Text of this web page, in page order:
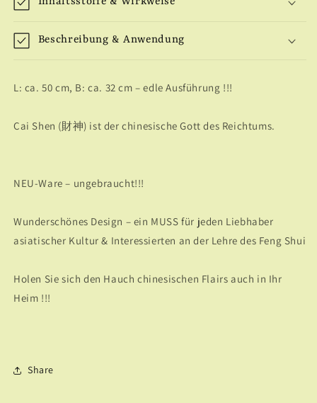
Beschreibung & Anwendung
L: ca. 50 cm, B: ca. 32 cm – edle Ausführung !!!
Cai Shen (財神) ist der chinesische Gott des Reichtums.
NEU-Ware – ungebraucht!!!
Wunderschönes Design – ein MUSS für jeden Liebhaber
asiatischer Kultur & Interessierten an der Lehre des Feng Shui
Holen Sie sich den Hauch chinesischen Flairs auch in Ihr
Heim !!!
Share